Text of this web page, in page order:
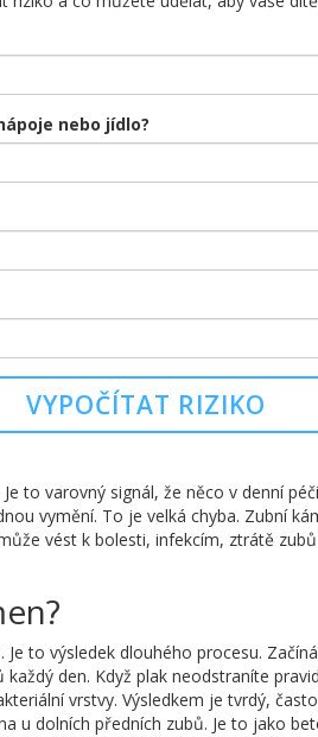
nebo jídlo?
VYPOČÍTAT RIZIKO
to varovný signál, že něco v denní
vymění. To je velká chyba. Zubní
vést k bolesti, infekcím, ztrátě
to výsledek dlouhého procesu.
den. Když plak neodstraníte
vrstvy. Výsledkem je tvrdý,
u dolních předních zubů. Je to jako